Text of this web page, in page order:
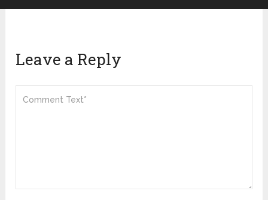
Leave a Reply